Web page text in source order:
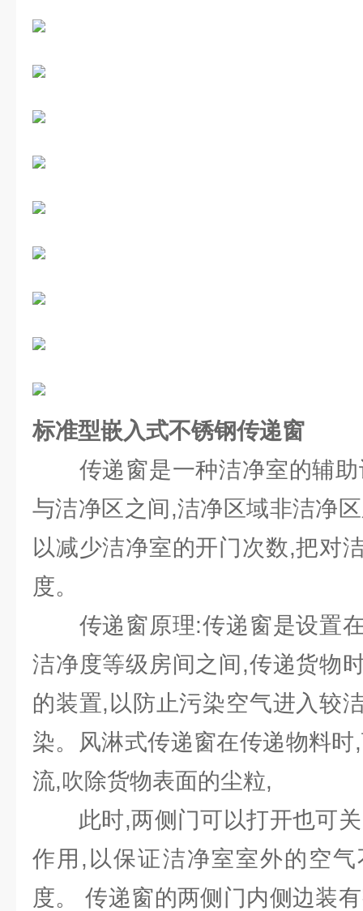
标准型嵌入式不锈钢传递窗
传递窗是一种洁净室的辅助
与洁净区之间,洁净区域非洁净
以减少洁净室的开门次数,把对
度。
传递窗原理:传递窗是设置在
洁净度等级房间之间,传递货物
的装置,以防止污染空气进入较
染。风淋式传递窗在传递物料
流,吹除货物表面的尘粒,
此时,两侧门可以打开也可关
作用,以保证洁净室室外的空
度。 传递窗的两侧门内侧边装